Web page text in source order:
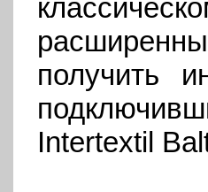
получить
Intertextil